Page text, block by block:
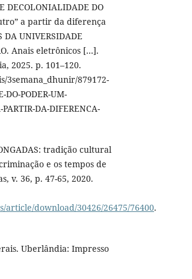
DECOLONIALIDADE DO
a partir da diferença
UNIVERSIDADE
Anais eletrônicos […].
2025. p. 101–120.
3semana_dhunir/879172-
PODER-UM-
DA-DIFERENCA-
tradição cultural
e os tempos de
v. 36, p. 47-65, 2020.
download/30426/26475/76400.
Uberlândia: Impresso